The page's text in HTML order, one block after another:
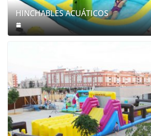
HINCHABLES ACUÁTICOS